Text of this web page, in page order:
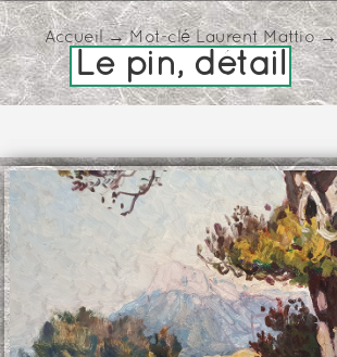
Accueil→Mot-clé Laurent Mattio→
Le pin, détail